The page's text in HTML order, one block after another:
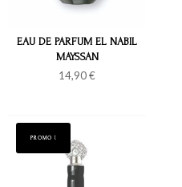
EAU DE PARFUM EL NABIL
MAYSSAN
14,90€
PROMO !